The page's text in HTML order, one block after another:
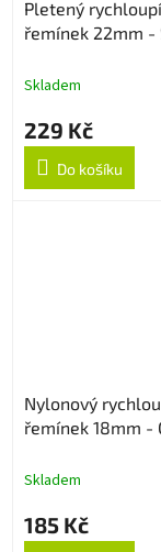
Pletený
řemínek 22mm -
Skladem
229 Kč
Do košíku
Nylonový
řemínek 18mm -
Skladem
185 Kč